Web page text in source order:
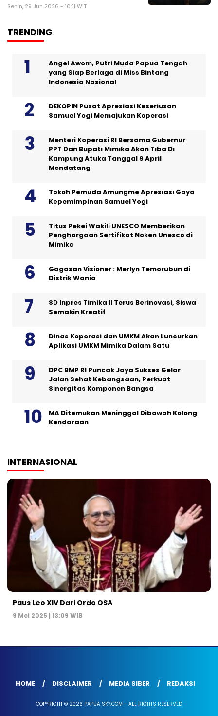
Senin, 29 Jun 2026 - 10:11 WIT
TRENDING
Angel Awom, Putri Muda Papua Tengah
yang Siap Berlaga di Miss Bintang
Indonesia Nasional
DEKOPIN Pusat Apresiasi Keseriusan
Samuel Yogi Memajukan Koperasi
Menteri Koperasi RI Bersama Gubernur
PPT Dan Bupati Mimika Akan Tiba Di
Kampung Atuka Tanggal 9 April
Mendatang
Tokoh Pemuda Amungme Apresiasi Gaya
Kepemimpinan Samuel Yogi
Titus Pekei Wakili UNESCO Memberikan
Penghargaan Sertifikat Noken Unesco di
Mimika
Gagasan Visioner : Merlyn Temorubun di
Distrik Wania
SD Inpres Timika II Terus Berinovasi, Siswa
Semakin Kreatif
Dinas Koperasi dan UMKM Akan Luncurkan
Aplikasi UMKM Mimika Dalam Satu
DPC BMP RI Puncak Jaya Sukses Gelar
Jalan Sehat Kebangsaan, Perkuat
Sinergitas Komponen Bangsa
MA Ditemukan Meninggal Dibawah Kolong
Kendaraan
INTERNASIONAL
Paus Leo XIV Dari Ordo OSA
9 Mei 2025 | 13:09 WIB
HOME DISCLAIMER MEDIA SIBER REDAKSI
COPYRIGHT © 2026 PAPUA SKY.COM - ALL RIGHTS RESERVED